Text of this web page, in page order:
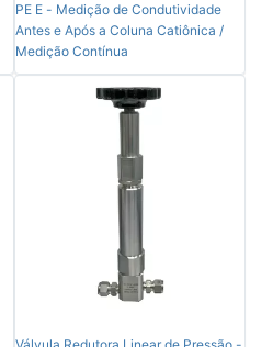
PE E - Medição de Condutividade
Antes e Após a Coluna Catiônica /
Medição Contínua